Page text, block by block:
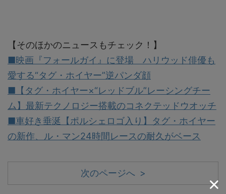
【そのほかのニュースもチェック！】
■映画『フォールガイ』に登場 ハリウッド俳優も
愛する“タグ・ホイヤー”逆パンダ顔
■【タグ・ホイヤー×“レッドブル”レーシングチー
ム】最新テクノロジー搭載のコネクテッドウオッチ
■車好き垂涎【ポルシェロゴ入り】タグ・ホイヤー
の新作、ル・マン24時間レースの耐久がベース
次のページへ >